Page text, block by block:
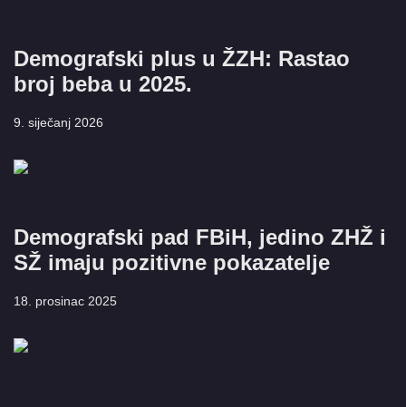
Demografski plus u ŽZH: Rastao
broj beba u 2025.
9. siječanj 2026
Demografski pad FBiH, jedino ZHŽ i
SŽ imaju pozitivne pokazatelje
18. prosinac 2025